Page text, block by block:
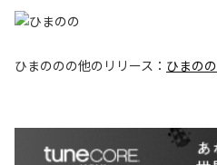
ひまののの他のリリース： ひまのの